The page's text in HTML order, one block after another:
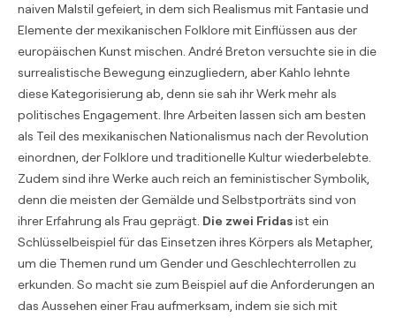
naiven Malstil gefeiert, in dem sich Realismus mit Fantasie und
Elemente der mexikanischen Folklore mit Einflüssen aus der
europäischen Kunst mischen. André Breton versuchte sie in die
surrealistische Bewegung einzugliedern, aber Kahlo lehnte
diese Kategorisierung ab, denn sie sah ihr Werk mehr als
politisches Engagement. Ihre Arbeiten lassen sich am besten
als Teil des mexikanischen Nationalismus nach der Revolution
einordnen, der Folklore und traditionelle Kultur wiederbelebte.
Zudem sind ihre Werke auch reich an feministischer Symbolik,
denn die meisten der Gemälde und Selbstporträts sind von
ihrer Erfahrung als Frau geprägt. Die zwei Fridasist ein
Schlüsselbeispiel für das Einsetzen ihres Körpers als Metapher,
um die Themen rund um Gender und Geschlechterrollen zu
erkunden. So macht sie zum Beispiel auf die Anforderungen an
das Aussehen einer Frau aufmerksam, indem sie sich mit